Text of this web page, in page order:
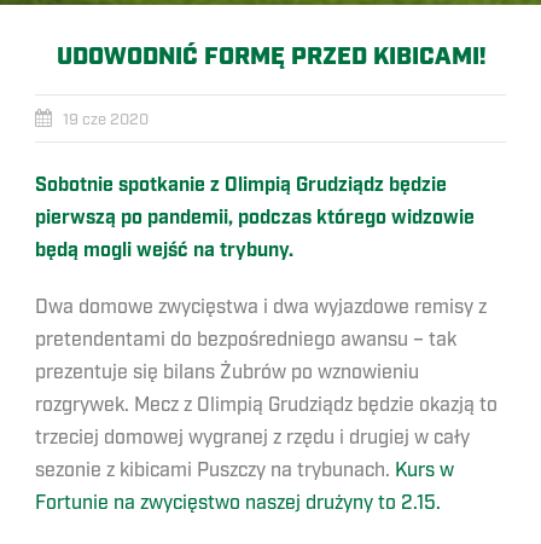
UDOWODNIĆ FORMĘ PRZED KIBICAMI!
19 cze 2020
Sobotnie spotkanie z Olimpią Grudziądz będzie
pierwszą po pandemii, podczas którego widzowie
będą mogli wejść na trybuny.
Dwa domowe zwycięstwa i dwa wyjazdowe remisy z
pretendentami do bezpośredniego awansu – tak
prezentuje się bilans Żubrów po wznowieniu
rozgrywek. Mecz z Olimpią Grudziądz będzie okazją to
trzeciej domowej wygranej z rzędu i drugiej w cały
sezonie z kibicami Puszczy na trybunach. Kurs w
Fortunie na zwycięstwo naszej drużyny to 2.15.